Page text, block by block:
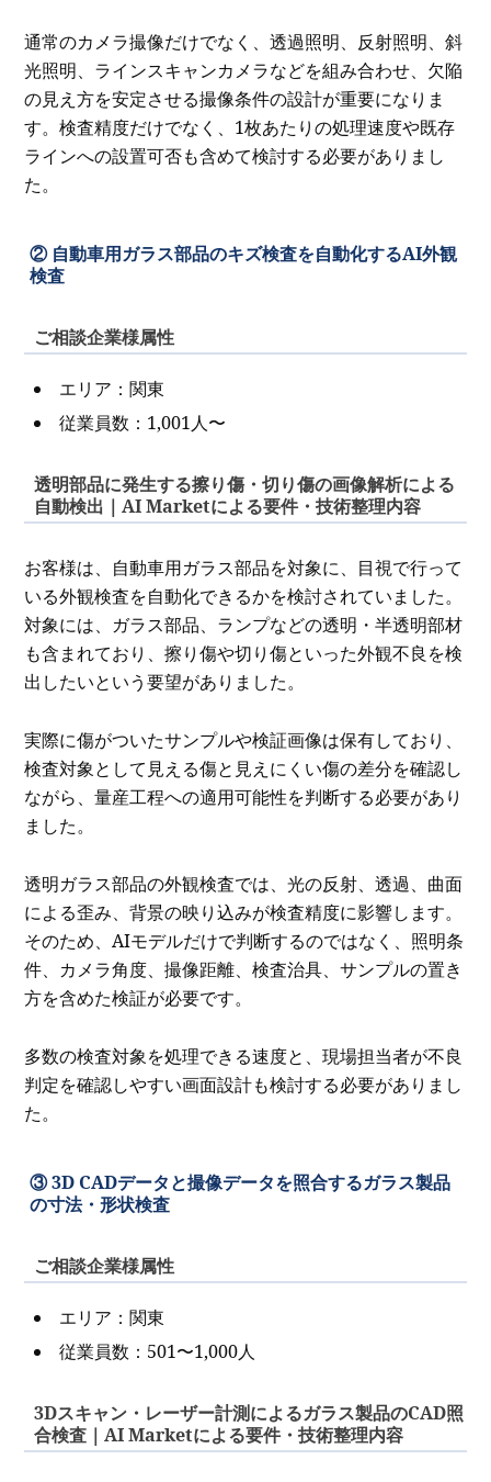
通常のカメラ撮像だけでなく、透過照明、反射照明、斜
光照明、ラインスキャンカメラなどを組み合わせ、欠陥
の見え方を安定させる撮像条件の設計が重要になりま
す。検査精度だけでなく、1枚あたりの処理速度や既存
ラインへの設置可否も含めて検討する必要がありまし
た。
② 自動車用ガラス部品のキズ検査を自動化するAI外観
検査
ご相談企業様属性
エリア：関東
従業員数：1,001人〜
透明部品に発生する擦り傷・切り傷の画像解析による
自動検出｜AI Marketによる要件・技術整理内容
お客様は、自動車用ガラス部品を対象に、目視で行って
いる外観検査を自動化できるかを検討されていました。
対象には、ガラス部品、ランプなどの透明・半透明部材
も含まれており、擦り傷や切り傷といった外観不良を検
出したいという要望がありました。
実際に傷がついたサンプルや検証画像は保有しており、
検査対象として見える傷と見えにくい傷の差分を確認し
ながら、量産工程への適用可能性を判断する必要があり
ました。
透明ガラス部品の外観検査では、光の反射、透過、曲面
による歪み、背景の映り込みが検査精度に影響します。
そのため、AIモデルだけで判断するのではなく、照明条
件、カメラ角度、撮像距離、検査治具、サンプルの置き
方を含めた検証が必要です。
多数の検査対象を処理できる速度と、現場担当者が不良
判定を確認しやすい画面設計も検討する必要がありまし
た。
③ 3D CADデータと撮像データを照合するガラス製品
の寸法・形状検査
ご相談企業様属性
エリア：関東
従業員数：501〜1,000人
3Dスキャン・レーザー計測によるガラス製品のCAD照
合検査｜AI Marketによる要件・技術整理内容